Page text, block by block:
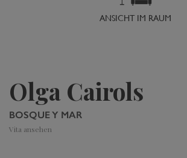
ANSICHT IM RAUM
Olga Cairols
BOSQUE Y MAR
Vita ansehen